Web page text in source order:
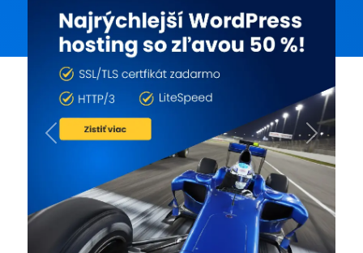
Previous Next